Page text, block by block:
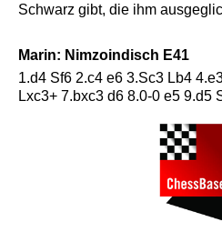
Schwarz gibt, die ihm
Marin: Nimzoindisch E41
1.d4 Sf6 2.c4 e6 3.Sc3 Lb4
Lxc3+ 7.bxc3 d6 8.0-0 e5 9.d5